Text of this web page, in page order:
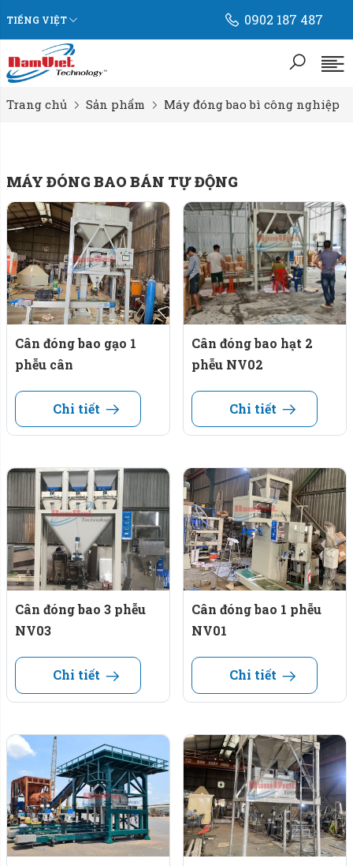
TIẾNG VIỆT 0902 187 487
Trang chủ Sản phẩm Máy đóng bao bì công nghiệp
MÁY ĐÓNG BAO BÁN TỰ ĐỘNG
Cân đóng bao gạo 1
phễu cân
Chi tiết
Cân đóng bao hạt 2
phễu NV02
Chi tiết
Cân đóng bao 3 phễu
NV03
Chi tiết
Cân đóng bao 1 phễu
NV01
Chi tiết